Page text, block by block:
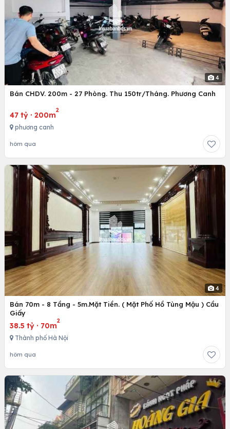
4
Bán CHDV. 200m - 27 Phòng. Thu 150tr/Tháng. Phương Canh
47 tỷ · 200m
2
phương canh
hôm qua
4
Bán 70m - 8 Tầng - 5m.Mặt Tiền. ( Mặt Phố Hồ Tùng Mậu ) Cầu
Giấy
38.5 tỷ · 70m
2
Thành phố Hà Nội
hôm qua